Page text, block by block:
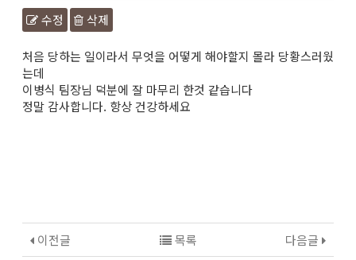
수정 삭제
본문
처음 당하는 일이라서 무엇을 어떻게 해야할지 몰라 당황스러웠
는데
이병식 팀장님 덕분에 잘 마무리 한것 같습니다
정말 감사합니다. 항상 건강하세요
이전글 다음글
목록